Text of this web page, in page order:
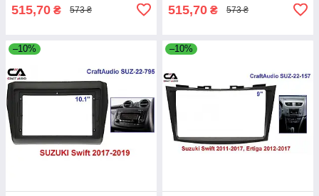
515,70 ₴ 573 ₴ 515,70 ₴ 573 ₴
–10% –10%